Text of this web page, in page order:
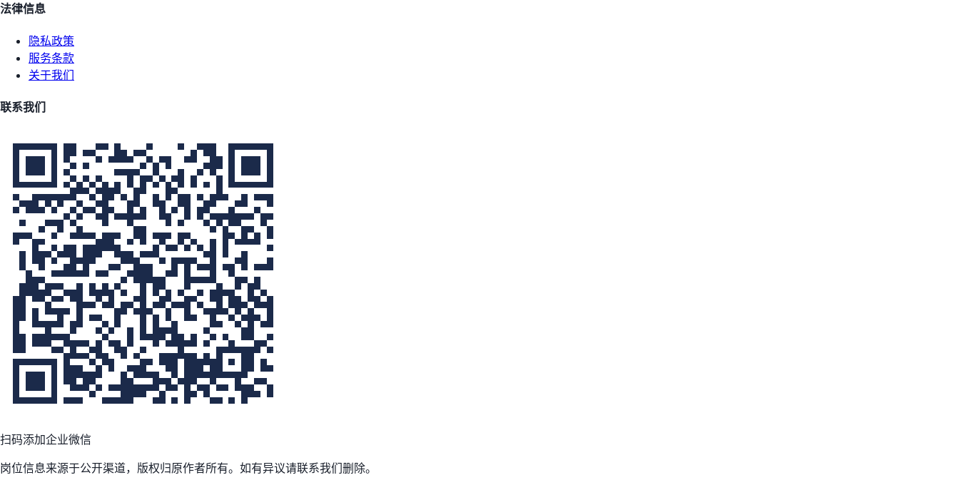
法律信息
隐私政策
服务条款
关于我们
联系我们
扫码添加企业微信
岗位信息来源于公开渠道，版权归原作者所有。如有异议请联系我们删除。